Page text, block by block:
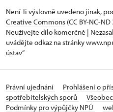
Není-li výslovně uvedeno jinak,
Creative Commons (CC BY-NC-
Neužívejte dílo komerčně |
uvádějte odkaz na stránky
ústav“
Právní ujednání Prohlášení o
spotřebitelských sporů
Podmínky pro výpůjčky NPÚ